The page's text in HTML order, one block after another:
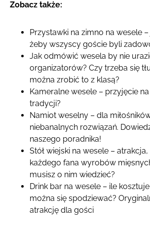
Zobacz także:
Przystawki na zimno na wesele
żeby wszyscy goście byli
Jak odmówić wesela by nie
organizatorów? Czy trzeba się
można zrobić to z klasą?
Kameralne wesele – przyjęcie
tradycji?
Namiot weselny – dla
niebanalnych rozwiązań.
naszego poradnika!
Stół wiejski na wesele –
każdego fana wyrobów
musisz o nim wiedzieć?
Drink bar na wesele – ile
można się spodziewać?
atrakcję dla gości